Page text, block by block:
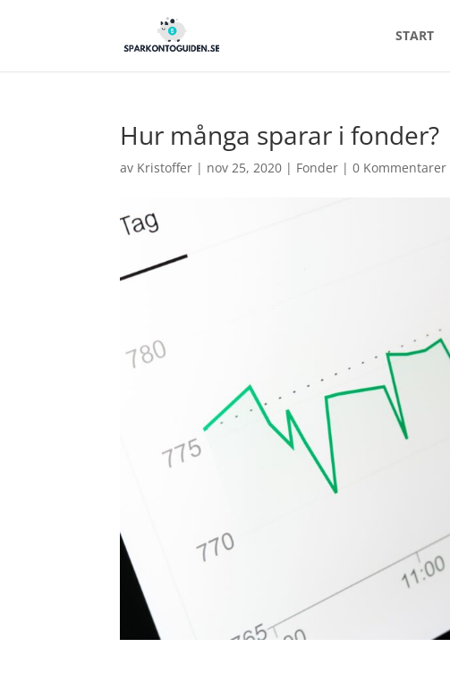
START
Hur många sparar i fonder?
av Kristoffer | nov 25, 2020 | Fonder |0 Kommentarer